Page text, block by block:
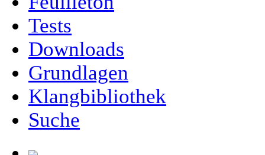
Tests
Downloads
Grundlagen
Klangbibliothek
Suche